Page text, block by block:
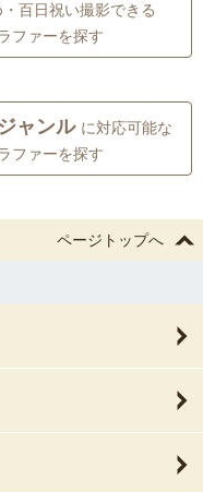
百日祝い撮影できる
ファーを探す
ャンル に対応可能な
ファーを探す
ページトップへ